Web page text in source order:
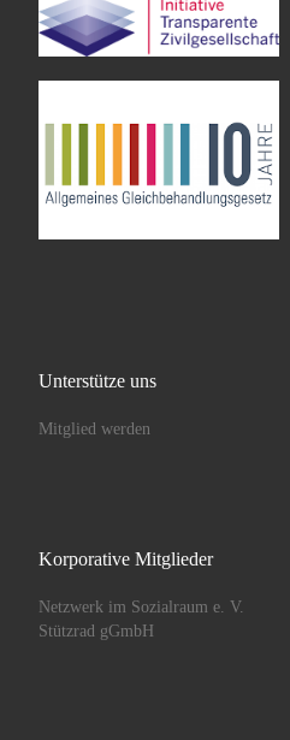
Unterstütze uns
Mitglied werden
Korporative Mitglieder
Netzwerk im Sozialraum e. V.
Stützrad gGmbH